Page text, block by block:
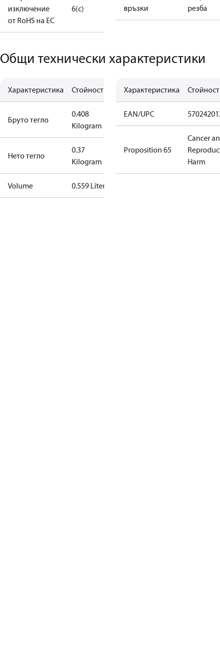
изключение
от RoHS на ЕС
6(c)
връзки
резба
Общи технически характеристики
Характеристика Стойност
Бруто тегло
0.408
Kilogram
Нето тегло
0.37
Kilogram
Volume 0.559 Liter
Характеристика Стойност
EAN/UPC
Proposition 65
Cancer
Harm